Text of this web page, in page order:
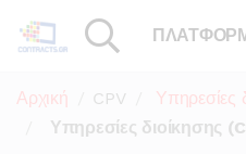
Αρχική CPV
Υπηρεσίες
Υπηρεσίες διοίκησης